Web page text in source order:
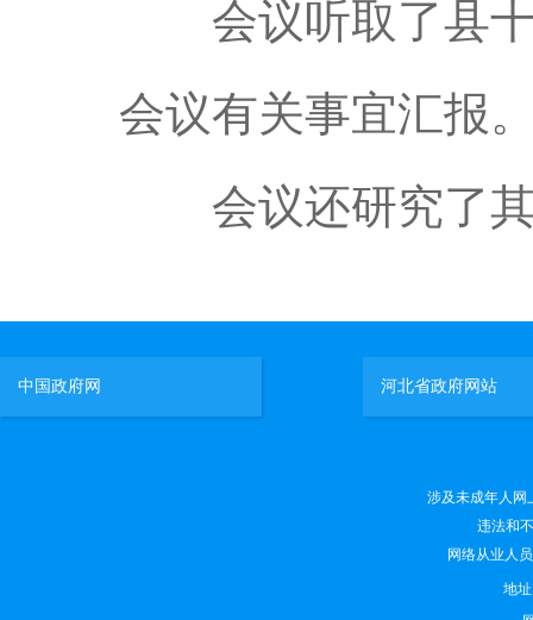
会议听取了县十
会议有关事宜汇报
会议还研究了其
中国政府网 河北省政府网站
涉及未成年人网
违法和
网络从业人
地